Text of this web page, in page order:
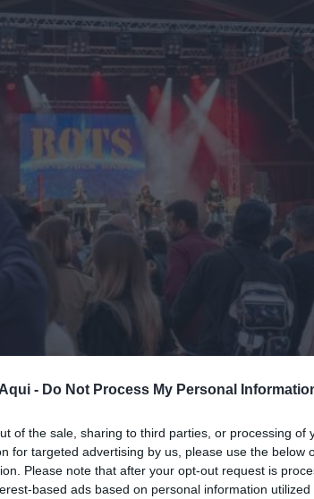
- Do Not Process My Personal
of the sale, sharing to third parties, or processing of
for targeted advertising by us, please use the below
Please note that after your opt-out request is
based ads based on personal information